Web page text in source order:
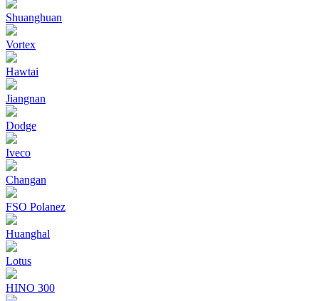
Shuanghuan
Vortex
Hawtai
Jiangnan
Dodge
Iveco
Changan
FSO Polanez
Huanghal
Lotus
HINO 300